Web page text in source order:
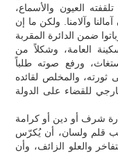
العيون والأسماع،
وآلامنا. ولكن ما إن
ضمن الدائرة المقربة
العامة، وشكلاً من
ورفع صوته طلباً
ثورته، والمخلص لقائده
للقضاء على الدولة
ذرة شرف أو دين أو كرامة
قلم ولسان، أن يُكرّس
والعلو الزائف، وأن